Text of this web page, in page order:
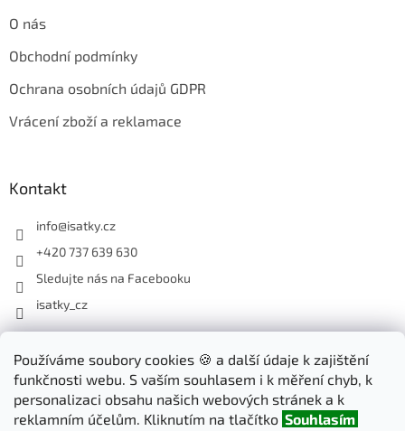
Používáme soubory cookies 🍪 a další údaje k zajištění
funkčnosti webu. S vaším souhlasem i k měření chyb, k
personalizaci obsahu našich webových stránek a k
reklamním účelům. Kliknutím na tlačítko Souhlasím
O nás
Obchodní podmínky
Ochrana osobních údajů GDPR
Vrácení zboží a reklamace
Kontakt
info@isatky.cz
+420 737 639 630
Sledujte nás na Facebooku
isatky_cz
Odebírat newsletter
Vložte svůj e-mail a my vám budeme zasílat informace o nových
produktech na našem e-shopu.